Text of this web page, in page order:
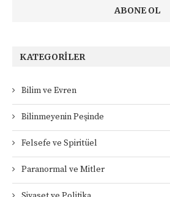
KATEGORILER
Bilim ve Evren
Bilinmeyenin Peşinde
Felsefe ve Spiritüel
Paranormal ve Mitler